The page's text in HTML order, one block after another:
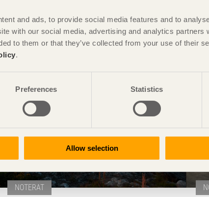
and ads, to provide social media features and to
with our social media, advertising and analytics partners
to them or that they’ve collected from your use of their
.
Preferences Statistics
Allow selection
Exponerad stomme bryter av
Meiken HQi Maniwa, Japan avNKS Architects
Foto: Björn Lofterud
NOTERAT